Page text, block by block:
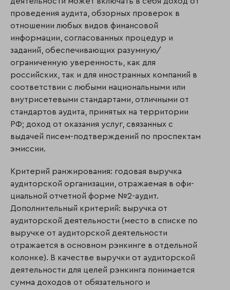
проведения аудита, обзорных проверок в
отношении любых видов финансовой
информации, согласованных процедур и
заданий, обеспечивающих разумную/
ограниченную уверенность, как для
российских, так и для иностранных компаний в
соответствии с любыми национальными или
внутрисетевыми стандартами, отлич­ны­ми от
стандартов аудита, принятых на территории
РФ; доход от оказания услуг, связанных с
выдачей писем-подтверждений по проспектам
эмиссии.
Критерий ранжирования: годовая выручка
аудиторской организации, отражаемая в офи­
ци­альной отчетной форме №2-аудит.
Дополнительный критерий: выручка от
аудиторской деятельности (место в списке по
выручке от аудиторской деятельности
отражается в основном рэнкинге в отдельной
колонке). В качестве выручки от аудиторской
деятельности для целей рэнкинга понимается
сумма доходов от обязательного и